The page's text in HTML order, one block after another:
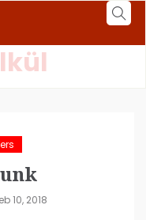
10, 2018